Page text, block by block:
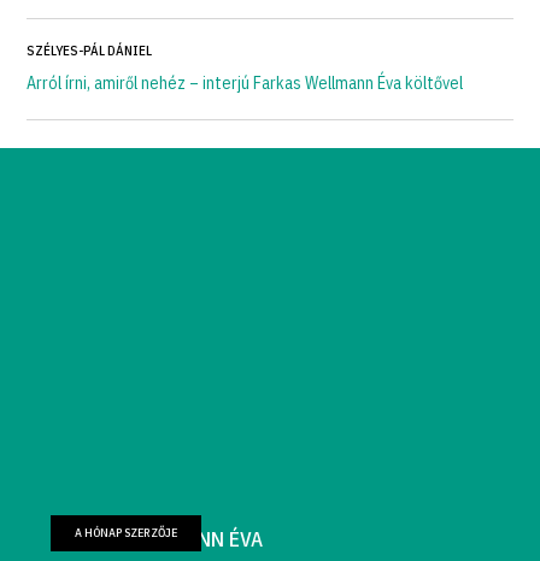
SZÉLYES-PÁL DÁNIEL
Arról írni, amiről nehéz – interjú Farkas Wellmann Éva költővel
FARKAS WELLMANN ÉVA
A HÓNAP SZERZŐJE